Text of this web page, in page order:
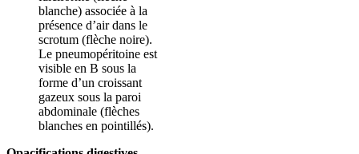
blanche) associée à la
présence d’air dans le
scrotum (flèche noire).
Le pneumopéritoine est
visible en B sous la
forme d’un croissant
gazeux sous la paroi
abdominale (flèches
blanches en pointillés).